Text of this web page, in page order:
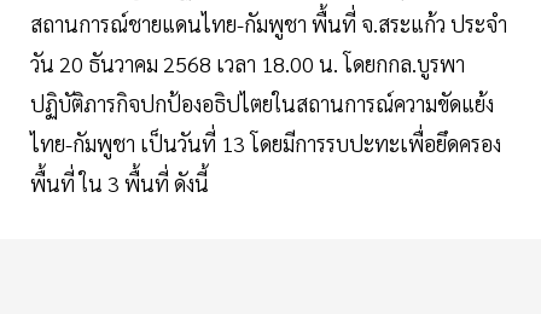
สถานการณ์ชายแดนไทย-กัมพูชา พื้นที่ จ.สระแก้ว ประจำ
วัน 20 ธันวาคม 2568 เวลา 18.00 น. โดยกกล.บูรพา
ปฏิบัติภารกิจปกป้องอธิปไตยในสถานการณ์ความขัดแย้ง
ไทย-กัมพูชา เป็นวันที่ 13 โดยมีการรบปะทะเพื่อยึดครอง
พื้นที่ ใน 3 พื้นที่ ดังนี้